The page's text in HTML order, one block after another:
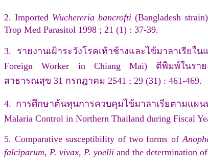
2. Imported Wuchereria bancrofti (Bangladesh
Trop Med Parasitol 1998 ; 21 (1) : 37-39.
3. รายงานเฝ้าระวังโรคเท้าช้างและไข้มาลาเรียใ
Foreign Worker in Chiang Mai) ตีพิมพ์ในราย
สาธารณสุข 31 กรกฎาคม 2541 ; 29 (31) : 461-469.
4. การศึกษาต้นทุนการควบคุมไข้มาลาเรียตามแผน
Malaria Control in Northern Thailand during Fiscal
5. Comparative susceptibility of two forms of
falciparum, P. vivax, P. yoelii and the determination